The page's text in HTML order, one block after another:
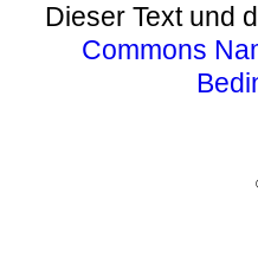
Dieser Text und
Commons